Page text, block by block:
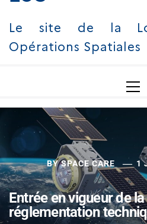
Le site de la
Opérations Spatiales
BYSPACE CARE 1
Entrée en vigueur de
réglementation